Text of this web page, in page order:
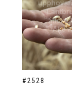
#2528